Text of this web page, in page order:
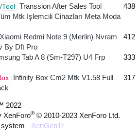
Tool
Transsion After Sales Tool
Mtk Işlemcili Cihazları Meta Moda
438
Xiaomi Redmi Note 9 (Merlin) Nvram
By Dft Pro
412
Tab A 8 (Sm-T297) U4 Frp
333
İnfinity Box Cm2 Mtk V1.58 Full
317
2022
XenForo® © 2010-2023 XenForo Ltd.
- XenGenTr